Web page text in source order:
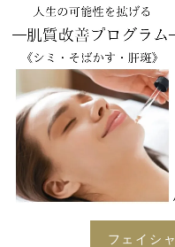
フェイシ